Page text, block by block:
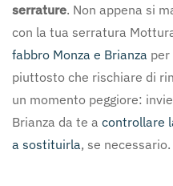
serrature. Non appena si
con la tua serratura
fabbro Monza e Brianza
piuttosto che rischiare di
un momento peggiore:
Brianza da te a controllare
a sostituirla, se necessario.